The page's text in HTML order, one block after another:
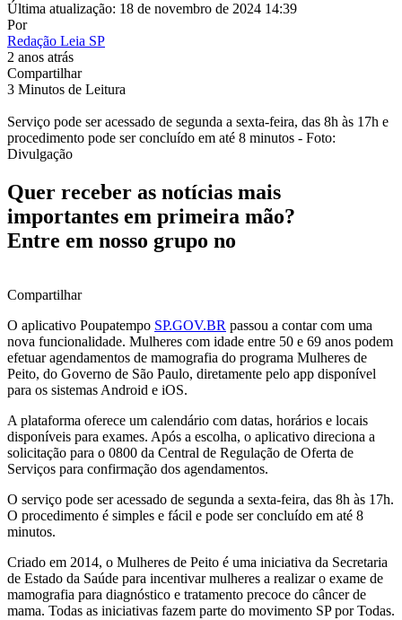
Última atualização: 18 de novembro de 2024 14:39
Por
Redação Leia SP
2 anos atrás
Compartilhar
3 Minutos de Leitura
Serviço pode ser acessado de segunda a sexta-feira, das 8h às 17h e
procedimento pode ser concluído em até 8 minutos - Foto:
Divulgação
Quer receber as notícias mais
importantes em primeira mão?
Entre em nosso grupo no
Compartilhar
O aplicativo Poupatempo SP.GOV.BR passou a contar com uma
nova funcionalidade. Mulheres com idade entre 50 e 69 anos podem
efetuar agendamentos de mamografia do programa Mulheres de
Peito, do Governo de São Paulo, diretamente pelo app disponível
para os sistemas Android e iOS.
A plataforma oferece um calendário com datas, horários e locais
disponíveis para exames. Após a escolha, o aplicativo direciona a
solicitação para o 0800 da Central de Regulação de Oferta de
Serviços para confirmação dos agendamentos.
O serviço pode ser acessado de segunda a sexta-feira, das 8h às 17h.
O procedimento é simples e fácil e pode ser concluído em até 8
minutos.
Criado em 2014, o Mulheres de Peito é uma iniciativa da Secretaria
de Estado da Saúde para incentivar mulheres a realizar o exame de
mamografia para diagnóstico e tratamento precoce do câncer de
mama. Todas as iniciativas fazem parte do movimento SP por Todas.